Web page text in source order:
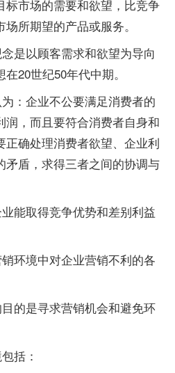
标市场的需要和欲望，比竞争
所期望的产品或服务。
以顾客需求和欲望为导向
20世纪50年代中期。
企业不公要满足消费者的
润，而且要符合消费者自身和
确处理消费者欲望、企业利
矛盾，求得三者之间的协调与
取得竞争优势和差别利益
境中对企业营销不利的各
是寻求营销机会和避免环
括：